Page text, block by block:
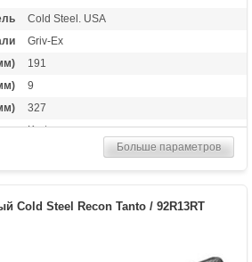
Cold Steel. USA
Griv-Ex
191
9
327
Kraton
Больше параметров
Cold Steel Recon Tanto / 92R13RT